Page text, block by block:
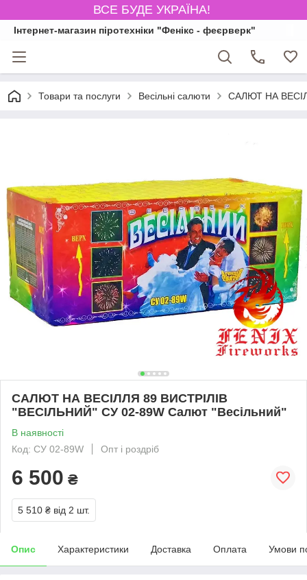
ВСЕ БУДЕ УКРАЇНА!
Інтернет-магазин піротехніки "Фенікс - феєрверк"
Товари та послуги Весільні салюти САЛЮТ НА
САЛЮТ НА ВЕСІЛЛЯ 89 ВИСТРІЛІВ
"ВЕСІЛЬНИЙ" СУ 02-89W Салют "Весільний"
В наявності
Код: СУ 02-89W
Опт і роздріб
6 500 ₴
5 510 ₴ від 2 шт.
Опис Характеристики Доставка Оплата Умови